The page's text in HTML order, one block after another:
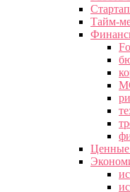
Тайм-
Ценные